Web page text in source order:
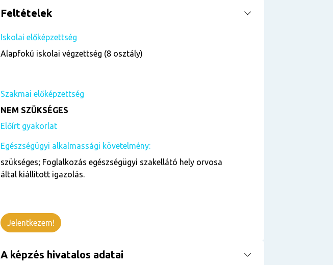
Feltételek
Iskolai előképzettség
Alapfokú iskolai végzettség (8 osztály)
Szakmai előképzettség
NEM SZÜKSÉGES
Előírt gyakorlat
Egészségügyi alkalmassági követelmény:
szükséges; Foglalkozás egészségügyi szakellátó hely orvosa
által kiállított igazolás.
Jelentkezem!
A képzés hivatalos adatai